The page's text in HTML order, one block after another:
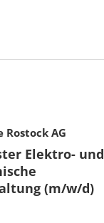
AG
Elektro- und
(m/w/d)